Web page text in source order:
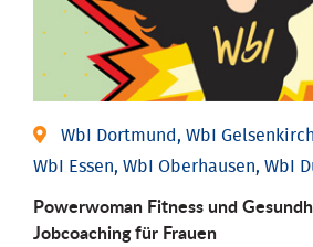
WbI Dortmund, WbI
WbI Essen, WbI Oberhausen, WbI
Powerwoman Fitness und
Job­coaching für Frauen